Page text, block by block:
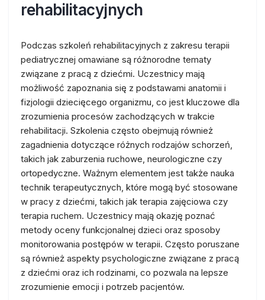
rehabilitacyjnych
Podczas szkoleń rehabilitacyjnych z zakresu terapii
pediatrycznej omawiane są różnorodne tematy
związane z pracą z dziećmi. Uczestnicy mają
możliwość zapoznania się z podstawami anatomii i
fizjologii dziecięcego organizmu, co jest kluczowe dla
zrozumienia procesów zachodzących w trakcie
rehabilitacji. Szkolenia często obejmują również
zagadnienia dotyczące różnych rodzajów schorzeń,
takich jak zaburzenia ruchowe, neurologiczne czy
ortopedyczne. Ważnym elementem jest także nauka
technik terapeutycznych, które mogą być stosowane
w pracy z dziećmi, takich jak terapia zajęciowa czy
terapia ruchem. Uczestnicy mają okazję poznać
metody oceny funkcjonalnej dzieci oraz sposoby
monitorowania postępów w terapii. Często poruszane
są również aspekty psychologiczne związane z pracą
z dziećmi oraz ich rodzinami, co pozwala na lepsze
zrozumienie emocji i potrzeb pacjentów.